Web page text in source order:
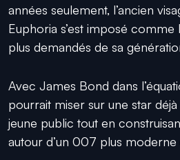
années seulement, l’ancien
Euphoria s’est imposé comme
plus demandés de sa
Avec James Bond dans
pourrait miser sur une star
jeune public tout en
autour d’un 007 plus moderne